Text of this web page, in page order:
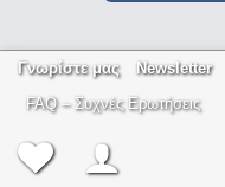
Μετάβαση
Γνωρίστε μας Newsletter
FAQ – Συχνές Ερωτήσεις